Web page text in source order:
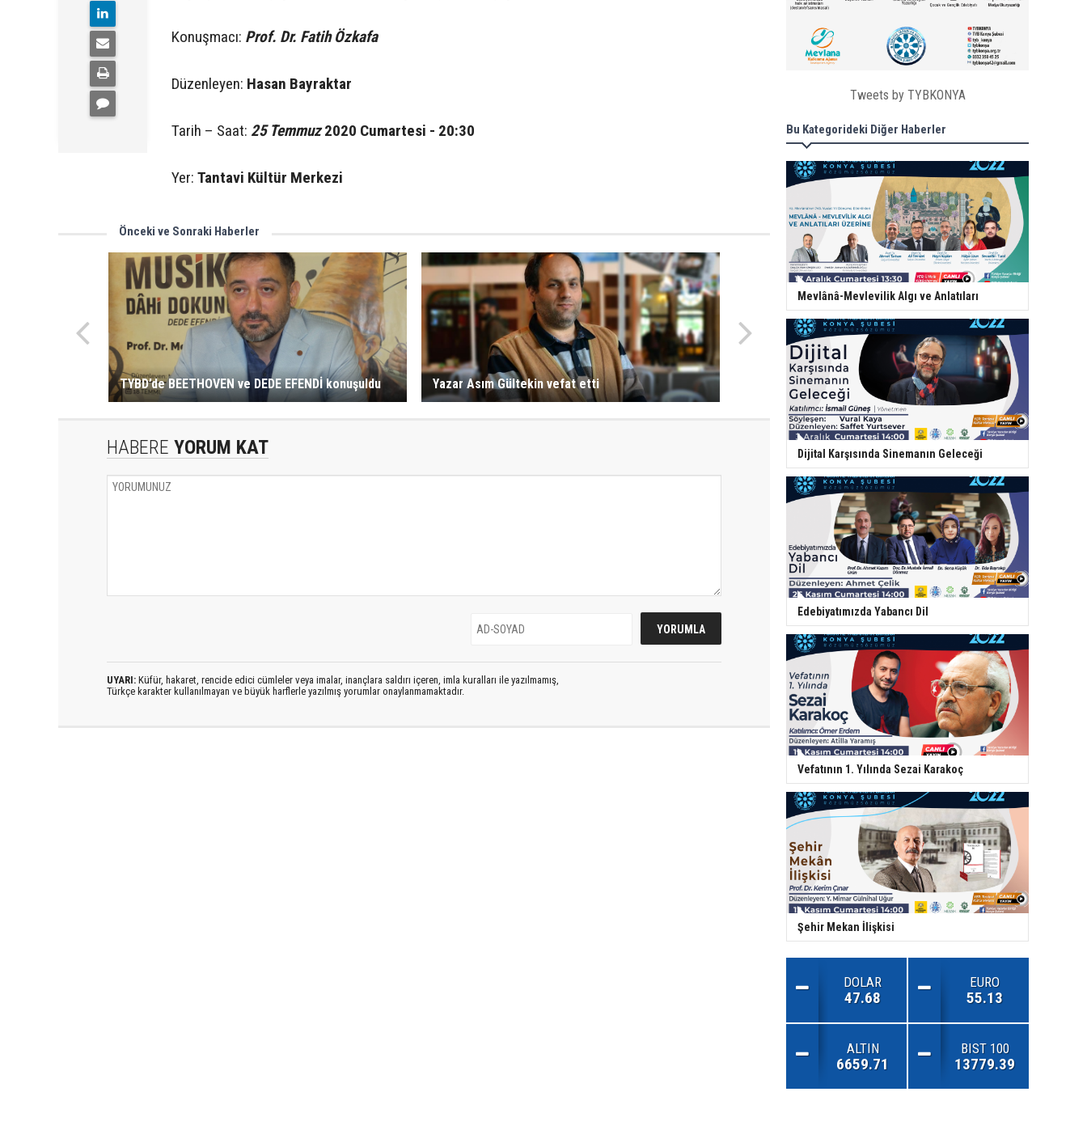
Konuşmacı: Prof. Dr. Fatih Özkafa
Düzenleyen: Hasan Bayraktar
Tarih – Saat: 25 Temmuz2020 Cumartesi - 20:30
Yer: Tantavi Kültür Merkezi
Önceki ve Sonraki Haberler
TYBD’de BEETHOVEN ve DEDE EFENDİ konuşuldu Yazar Asım Gültekin vefat etti
HABERE YORUM KAT
UYARI: Küfür, hakaret, rencide edici cümleler veya imalar, inançlara saldırı içeren, imla kuralları ile yazılmamış,
Türkçe karakter kullanılmayan ve büyük harflerle yazılmış yorumlar onaylanmamaktadır.
Tweets by TYBKONYA
Bu Kategorideki Diğer Haberler
Mevlânâ-Mevlevilik Algı ve Anlatıları
Dijital Karşısında Sinemanın Geleceği
Edebiyatımızda Yabancı Dil
Vefatının 1. Yılında Sezai Karakoç
Şehir Mekan İlişkisi
DOLAR
47.68
EURO
55.13
ALTIN
6659.71
BIST 100
13779.39